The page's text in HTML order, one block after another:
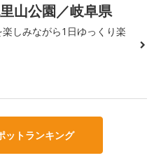
山公園／岐阜県
しみながら1日ゆっくり楽
ットランキング